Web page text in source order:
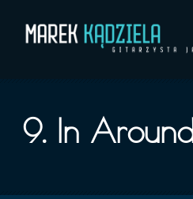
9. In Around